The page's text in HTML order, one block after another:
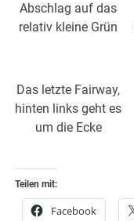
Abschlag auf das
relativ kleine Grün
Das letzte Fairway,
hinten links geht es
um die Ecke
Teilen mit:
Facebook